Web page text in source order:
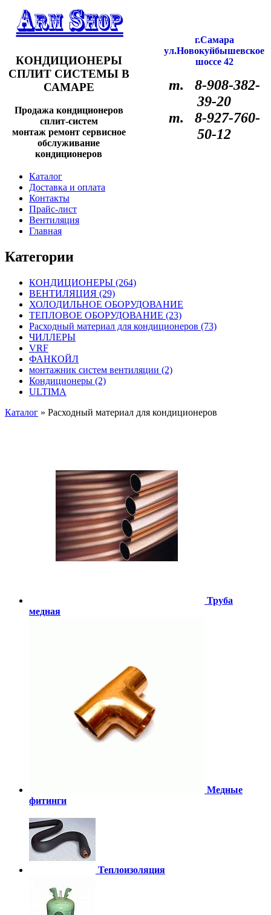
КОНДИЦИОНЕРЫ
СПЛИТ СИСТЕМЫ В
САМАРЕ
Продажа кондиционеров
сплит-систем
монтаж ремонт сервисное
обслуживание
кондиционеров
г.Самара
ул.Новокуйбышевское
шоссе 42
т. 8-908-382-
39-20
т. 8-927-760-
50-12
Каталог
Доставка и оплата
Контакты
Прайс-лист
Вентиляция
Главная
Категории
КОНДИЦИОНЕРЫ (264)
ВЕНТИЛЯЦИЯ (29)
ХОЛОДИЛЬНОЕ ОБОРУДОВАНИЕ
ТЕПЛОВОЕ ОБОРУДОВАНИЕ (23)
Расходный материал для кондиционеров (73)
ЧИЛЛЕРЫ
VRF
ФАНКОЙЛ
монтажник систем вентиляции (2)
Кондиционеры (2)
ULTIMA
Каталог » Расходный материал для кондиционеров
Труба
медная
Медные
фитинги
Теплоизоляция